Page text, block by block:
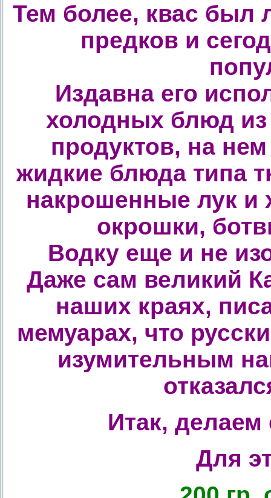
Тем более, квас
предков и
Издавна его
холодных блюд из
продуктов, на
жидкие блюда типа
накрошенные лук и
окрошки,
Водку еще и не
Даже сам великий
наших краях,
мемуарах, что
изумительным
Итак, делаем
Для